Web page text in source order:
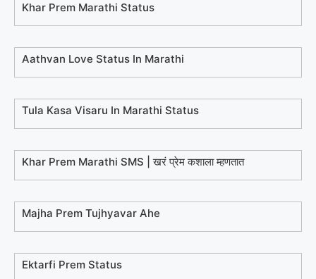
Khar Prem Marathi Status
Aathvan Love Status In Marathi
Tula Kasa Visaru In Marathi Status
Khar Prem Marathi SMS | खरं प्रेम कशाला म्हणतात
Majha Prem Tujhyavar Ahe
Ektarfi Prem Status